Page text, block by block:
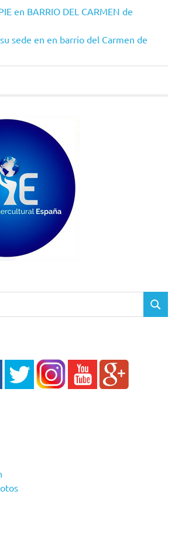
en BARRIO DEL CARMEN de
sede en en barrio del Carmen de
BUSCAR